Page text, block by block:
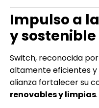
Impulso a
y sostenible
Switch, reconocida
altamente eficientes y
alianza fortalecer su
renovables y limpias.